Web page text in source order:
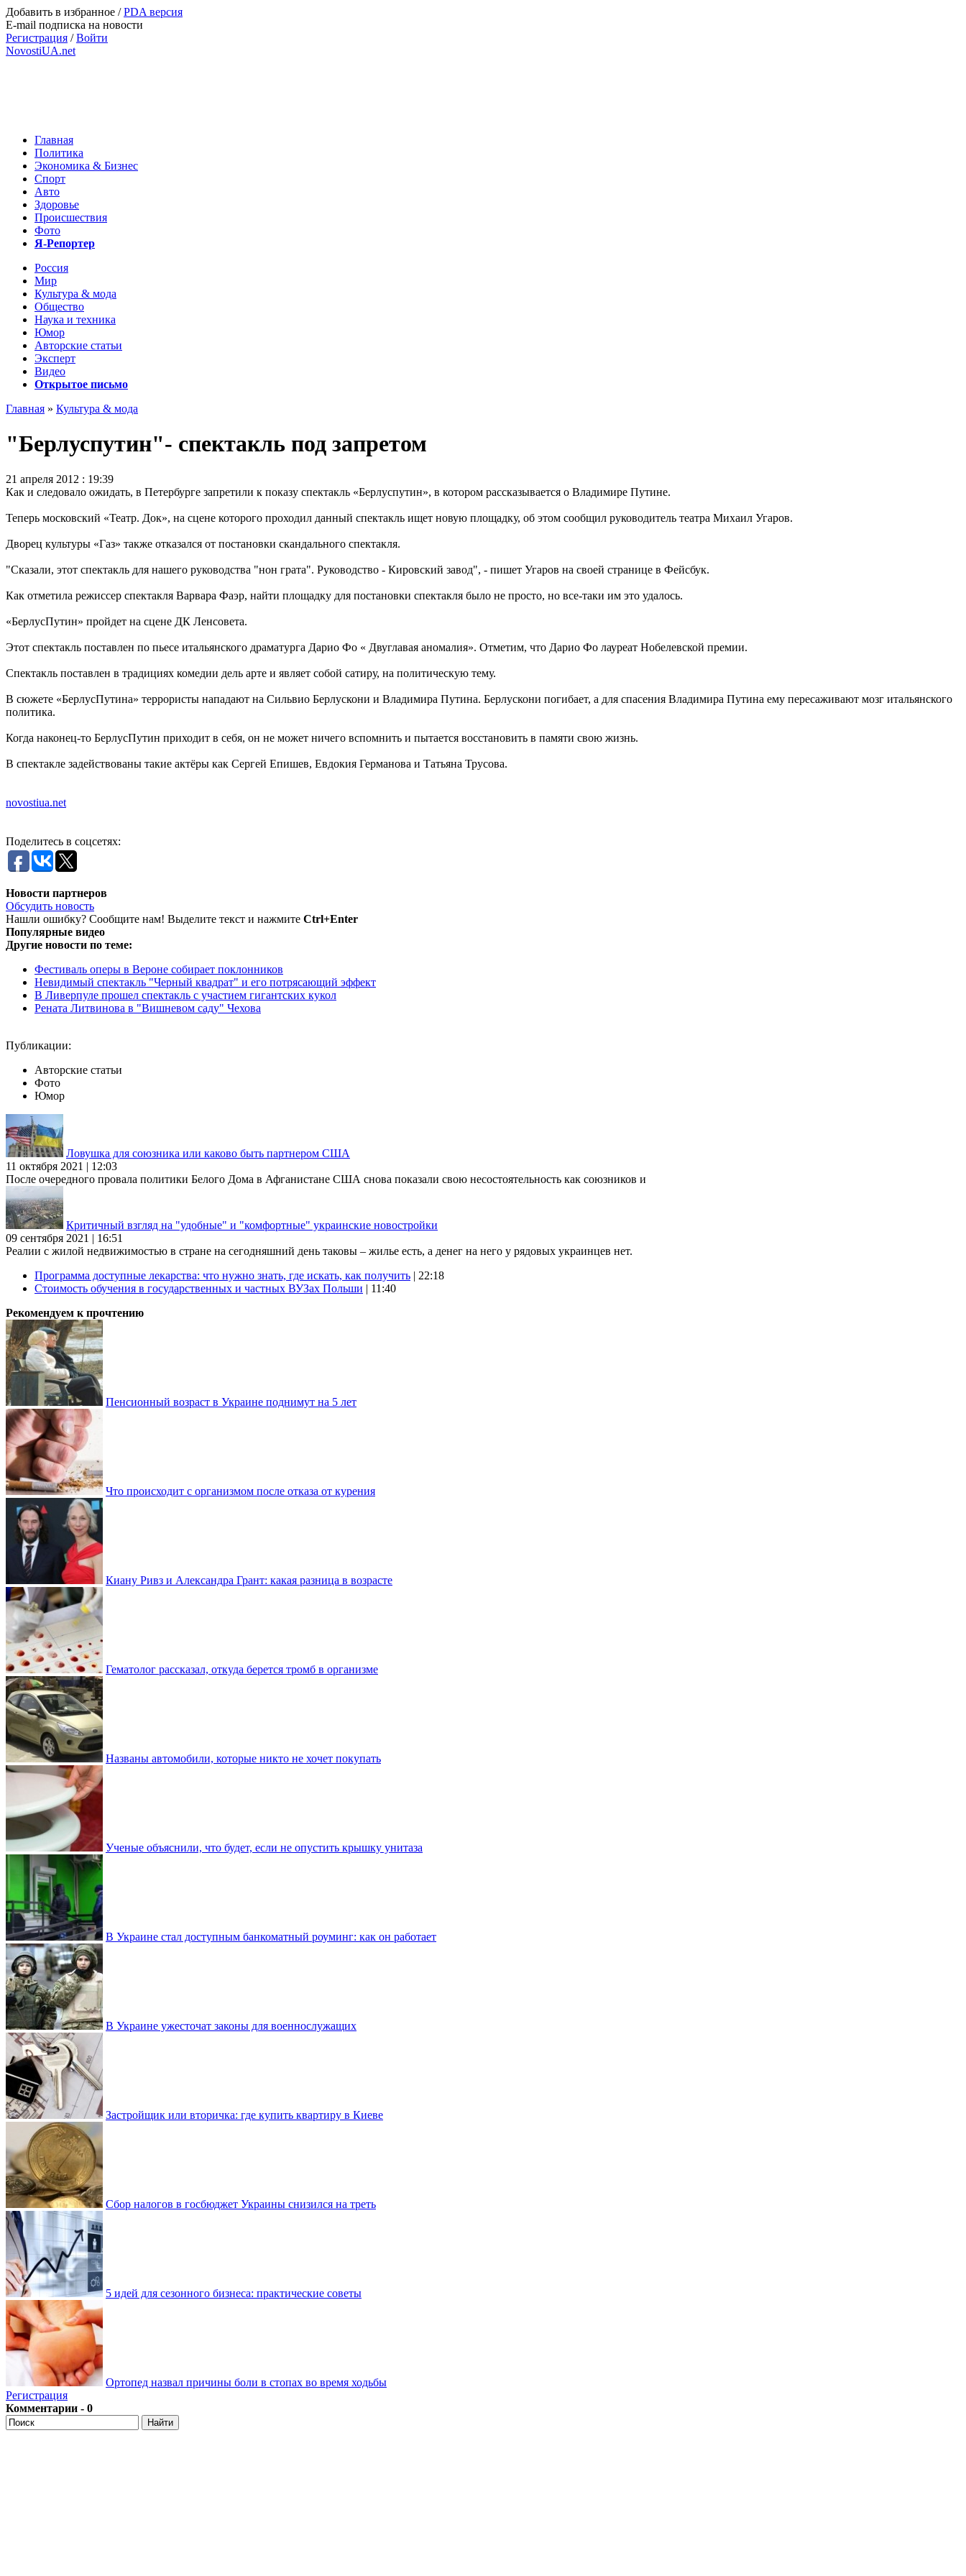
Добавить в избранное /PDA версия
E-mail подписка на новости
Регистрация /Войти
NovostiUA.net
Главная
Политика
Экономика & Бизнес
Спорт
Авто
Здоровье
Происшествия
Фото
Я-Репортер
Россия
Мир
Культура & мода
Общество
Наука и техника
Юмор
Авторские статьи
Эксперт
Видео
Открытое письмо
Главная » Культура & мода
"Берлуспутин"- спектакль под запретом
21 апреля 2012 : 19:39
Как и следовало ожидать, в Петербурге запретили к показу спектакль «Берлуспутин», в котором рассказывается о Владимире Путине.
Теперь московский «Театр. Док», на сцене которого проходил данный спектакль ищет новую площадку, об этом сообщил руководитель театра Михаил Угаров.
Дворец культуры «Газ» также отказался от постановки скандального спектакля.
"Сказали, этот спектакль для нашего руководства "нон грата". Руководство - Кировский завод", - пишет Угаров на своей странице в Фейсбук.
Как отметила режиссер спектакля Варвара Фаэр, найти площадку для постановки спектакля было не просто, но все-таки им это удалось.
«БерлусПутин» пройдет на сцене ДК Ленсовета.
Этот спектакль поставлен по пьесе итальянского драматурга Дарио Фо « Двуглавая аномалия». Отметим, что Дарио Фо лауреат Нобелевской премии.
Спектакль поставлен в традициях комедии дель арте и являет собой сатиру, на политическую тему.
В сюжете «БерлусПутина» террористы нападают на Сильвио Берлускони и Владимира Путина. Берлускони погибает, а для спасения Владимира Путина ему пересаживают мозг итальянского
политика.
Когда наконец-то БерлусПутин приходит в себя, он не может ничего вспомнить и пытается восстановить в памяти свою жизнь.
В спектакле задействованы такие актёры как Сергей Епишев, Евдокия Германова и Татьяна Трусова.
novostiua.net
Поделитесь в соцсетях:
Новости партнеров
Обсудить новость
Нашли ошибку? Сообщите нам! Выделите текст и нажмите Ctrl+Enter
Популярные видео
Другие новости по теме:
Фестиваль оперы в Вероне собирает поклонников
Невидимый спектакль "Черный квадрат" и его потрясающий эффект
В Ливерпуле прошел спектакль с участием гигантских кукол
Рената Литвинова в "Вишневом саду" Чехова
Публикации:
Авторские статьи
Фото
Юмор
Ловушка для союзника или каково быть партнером США
11 октября 2021 | 12:03
После очередного провала политики Белого Дома в Афганистане США снова показали свою несостоятельность как союзников и
Критичный взгляд на "удобные" и "комфортные" украинские новостройки
09 сентября 2021 | 16:51
Реалии с жилой недвижимостью в стране на сегодняшний день таковы – жилье есть, а денег на него у рядовых украинцев нет.
Программа доступные лекарства: что нужно знать, где искать, как получить | 22:18
Стоимость обучения в государственных и частных ВУЗах Польши | 11:40
Рекомендуем к прочтению
Пенсионный возраст в Украине поднимут на 5 лет
Что происходит с организмом после отказа от курения
Киану Ривз и Александра Грант: какая разница в возрасте
Гематолог рассказал, откуда берется тромб в организме
Названы автомобили, которые никто не хочет покупать
Ученые объяснили, что будет, если не опустить крышку унитаза
В Украине стал доступным банкоматный роуминг: как он работает
В Украине ужесточат законы для военнослужащих
Застройщик или вторичка: где купить квартиру в Киеве
Сбор налогов в госбюджет Украины снизился на треть
5 идей для сезонного бизнеса: практические советы
Ортопед назвал причины боли в стопах во время ходьбы
Регистрация
Комментарии - 0